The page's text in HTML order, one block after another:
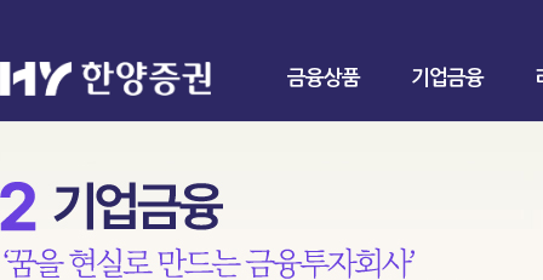
금융상품 기업금융